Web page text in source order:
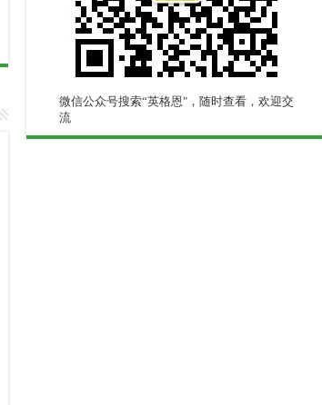
微信公众号搜索“英格恩"，随时查看，欢迎交
流